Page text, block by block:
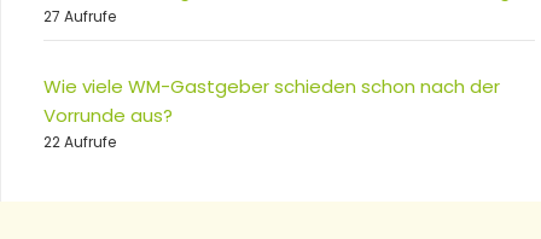
27 Aufrufe
Wie viele WM-Gastgeber schieden schon nach der
Vorrunde aus?
22 Aufrufe